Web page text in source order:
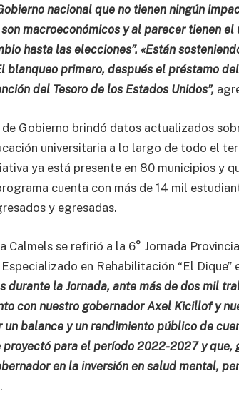
nacional que no tienen ningún
macroeconómicos y al parecer tienen
hasta las elecciones”. «Están
blanqueo primero, después el préstamo
del Tesoro de los Estados Unidos”,
Gobierno brindó datos actualizados
universitaria a lo largo de todo el
ya está presente en 80 municipios y
cuenta con más de 14 mil
y egresadas.
Calmels se refirió a la 6° Jornada
en Rehabilitación “El Dique”
durante la Jornada, ante más de dos mil
con nuestro gobernador Axel Kicillof y
un balance y un rendimiento público de
para el período 2022-2027 y que,
en la inversión en salud mental,